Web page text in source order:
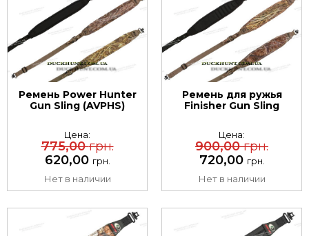
Ремень Power Hunter
Gun Sling (AVРHS)
Цена:
775,00грн.
620,00 грн.
Нет в наличии
Ремень для ружья
Finisher Gun Sling
Цена:
900,00грн.
720,00 грн.
Нет в наличии